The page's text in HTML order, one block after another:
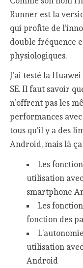
Runner est la
qui profite de
double fréquence
physiologiques.
J’ai testé la
SE. Il faut savoir
n’offrent pas les
performances
tous qu’il y a des
Android, mais là
Les
utilisation
smartphone
Les
fonction des
utilisation
Android